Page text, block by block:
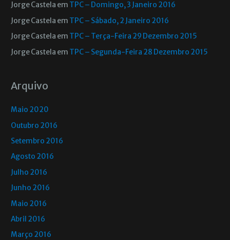
Jorge Castela em TPC – Domingo, 3 Janeiro 2016
Jorge Castela em TPC – Sábado, 2 Janeiro 2016
Jorge Castela em TPC – Terça-Feira 29 Dezembro 2015
Jorge Castela em TPC – Segunda-Feira 28 Dezembro 2015
Arquivo
Maio 2020
Outubro 2016
Setembro 2016
Agosto 2016
Julho 2016
Junho 2016
Maio 2016
Abril 2016
Março 2016